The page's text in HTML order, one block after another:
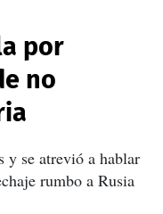
por
no
y se atrevió a hablar
rumbo a Rusia